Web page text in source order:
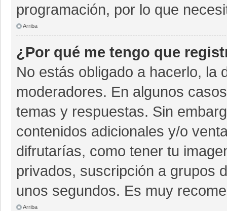
programación, por lo que
Arriba
¿Por qué me tengo que
No estás obligado a hacerlo, la
moderadores. En algunos
temas y respuestas. Sin
contenidos adicionales y/o
difrutarías, como tener tu
privados, suscripción a grupos
unos segundos. Es muy
Arriba